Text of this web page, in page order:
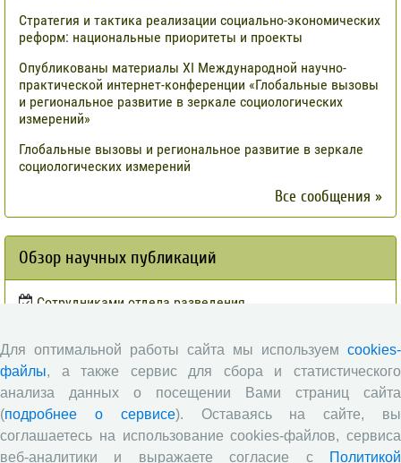
Стратегия и тактика реализации социально-экономических
реформ: национальные приоритеты и проекты
Опубликованы материалы XI Международной научно-
практической интернет-конференции «Глобальные вызовы
и региональное развитие в зеркале социологических
измерений»
Глобальные вызовы и региональное развитие в зеркале
социологических измерений
Все сообщения »
Обзор научных публикаций
Сотрудниками отдела разведения
производителей голштинской поро¬ды, используемых на
популяции Вологодской области, на основе метода BLUP и
традиционным методом «дочери-сверстницы».
Опубликованы результаты исследований по изучению
питательной ценности кукурузного силоса в условиях
Вологодской области
Для оптимальной работы сайта мы используем cookies-
файлы, а также сервис для сбора и статистического
анализа данных о посещении Вами страниц сайта
(подробнее о сервисе). Оставаясь на сайте, вы
соглашаетесь на использование cookies-файлов, сервиса
веб-аналитики и выражаете согласие с
Политикой